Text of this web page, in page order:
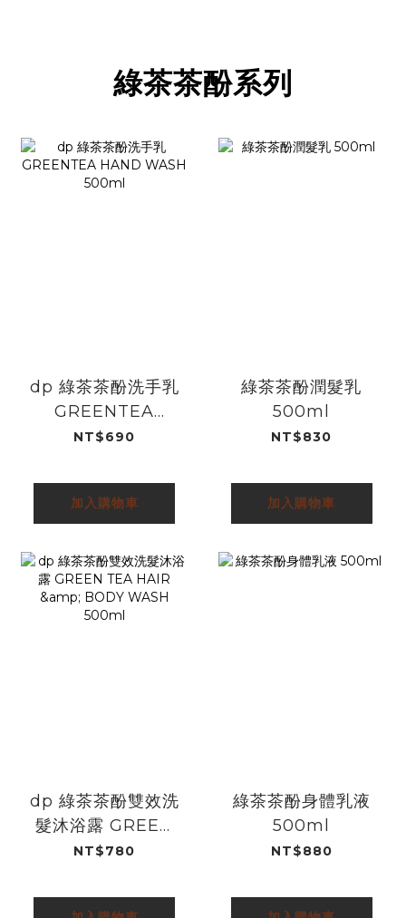
綠茶茶酚系列
dp 綠茶茶酚洗手乳
GREENTEA
HAND WASH
NT$690
加入購物車
綠茶茶酚潤髮乳
500ml
NT$830
加入購物車
dp 綠茶茶酚雙效洗
髮沐浴露 GREEN
TEA HAIR &
500ml
NT$780
綠茶茶酚身體乳液
500ml
NT$880